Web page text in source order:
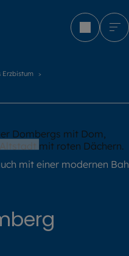
Erzbistum
Mann
mit einer modernen